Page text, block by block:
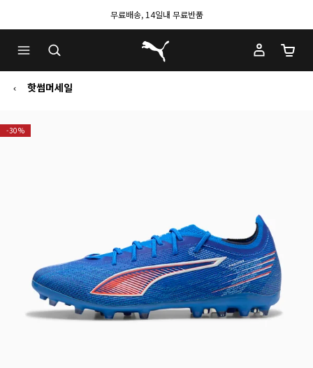
무료배송, 14일내 무료반품
푸마 홈
장바
핫썸머세일
-30%